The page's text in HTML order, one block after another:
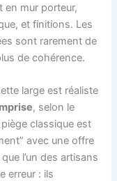
en mur porteur,
et finitions. Les
sont rarement de
de cohérence.
large est réaliste
, selon le
classique est
avec une offre
l’un des artisans
erreur : ils